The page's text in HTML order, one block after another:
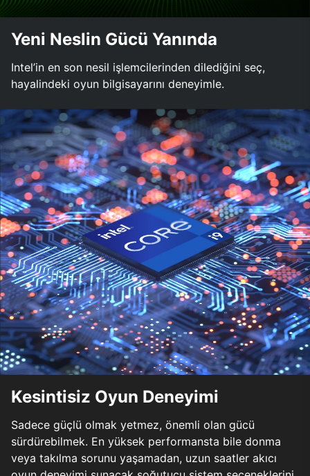
Yeni Neslin Gücü Yanında
Intel’in en son nesil işlemcilerinden dilediğini seç,
hayalindeki oyun bilgisayarını deneyimle.
Kesintisiz Oyun Deneyimi
Sadece güçlü olmak yetmez, önemli olan gücü
sürdürebilmek. En yüksek performansta bile donma
veya takılma sorunu yaşamadan, uzun saatler akıcı